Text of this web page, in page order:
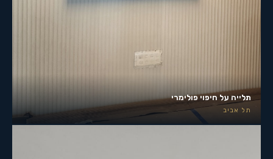
תלייה על חיפוי פולימרי
תל אביב